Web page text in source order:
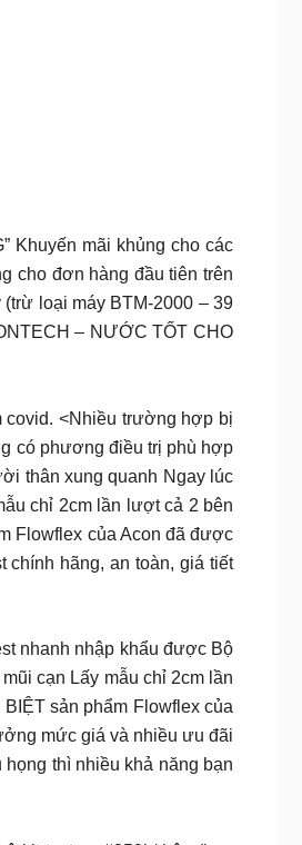
Khuyến mãi khủng cho các
cho đơn hàng đầu tiên trên
loại máy BTM-2000 – 39
– NƯỚC TỐT CHO
covid. <Nhiều trường hợp bị
có phương điều trị phù hợp
thân xung quanh Ngay lúc
chỉ 2cm lần lượt cả 2 bên
Flowflex của Acon đã được
chính hãng, an toàn, giá tiết
nhanh nhập khẩu được Bộ
cạn Lấy mẫu chỉ 2cm lần
sản phẩm Flowflex của
mức giá và nhiều ưu đãi
thì nhiều khả năng bạn